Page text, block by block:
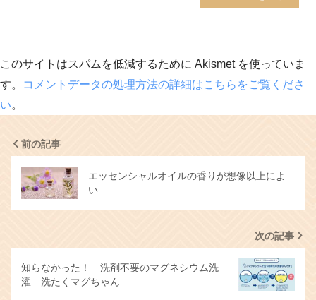
このサイトはスパムを低減するために Akismet を使っていま
す。
コメントデータの処理方法の詳細はこちらをご覧くださ
い。
前の記事
エッセンシャルオイルの香りが想像以上によ
い
次の記事
知らなかった！ 洗剤不要のマグネシウム洗
濯 洗たくマグちゃん